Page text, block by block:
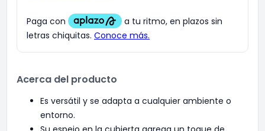
Acerca del producto
Es versátil y se adapta a cualquier ambiente o
entorno.